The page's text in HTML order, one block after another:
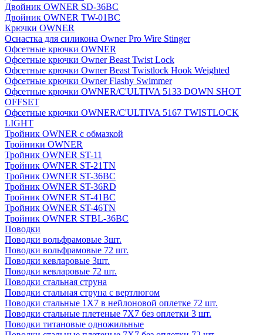
Двойник OWNER SD-36BC
Двойник OWNER TW-01BC
Крючки OWNER
Оснастка для силикона Owner Pro Wire Stinger
Офсетные крючки OWNER
Офсетные крючки Owner Beast Twist Lock
Офсетные крючки Owner Beast Twistlock Hook Weighted
Офсетные крючки Owner Flashy Swimmer
Офсетные крючки OWNER/C'ULTIVA 5133 DOWN SHOT
OFFSET
Офсетные крючки OWNER/C'ULTIVA 5167 TWISTLOCK
LIGHT
Тройник OWNER с обмазкой
Тройники OWNER
Тройник OWNER ST-11
Тройник OWNER ST-21TN
Тройник OWNER ST-36BC
Тройник OWNER ST-36RD
Тройник OWNER ST-41BC
Тройник OWNER ST-46TN
Тройник OWNER STBL-36BC
Поводки
Поводки вольфрамовые 3шт.
Поводки вольфрамовые 72 шт.
Поводки кевларовые 3шт.
Поводки кевларовые 72 шт.
Поводки стальная струна
Поводки стальная струна с вертлюгом
Поводки стальные 1X7 в нейлоновой оплетке 72 шт.
Поводки стальные плетеные 7X7 без оплетки 3 шт.
Поводки титановые одножильные